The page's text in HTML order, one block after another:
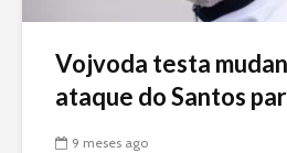
Vojvoda testa
ataque do Santos
9 meses ago